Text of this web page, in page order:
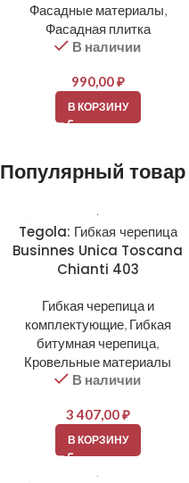
Фасадные материалы,
Фасадная плитка
В наличии
990,00₽
В КОРЗИНУ
Популярный товар
Tegola: Гибкая черепица
Businnes Unica Toscana
Chianti 403
Гибкая черепица и
комплектующие, Гибкая
битумная черепица,
Кровельные материалы
В наличии
3 407,00₽
В КОРЗИНУ